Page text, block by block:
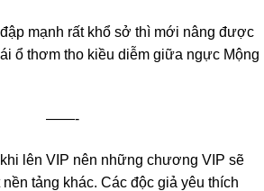
mạnh rất khổ sở thì mới nâng được
ổ thơm tho kiều diễm giữa ngực Mộng
——-
lên VIP nên những chương VIP sẽ
tảng khác. Các độc giả yêu thích